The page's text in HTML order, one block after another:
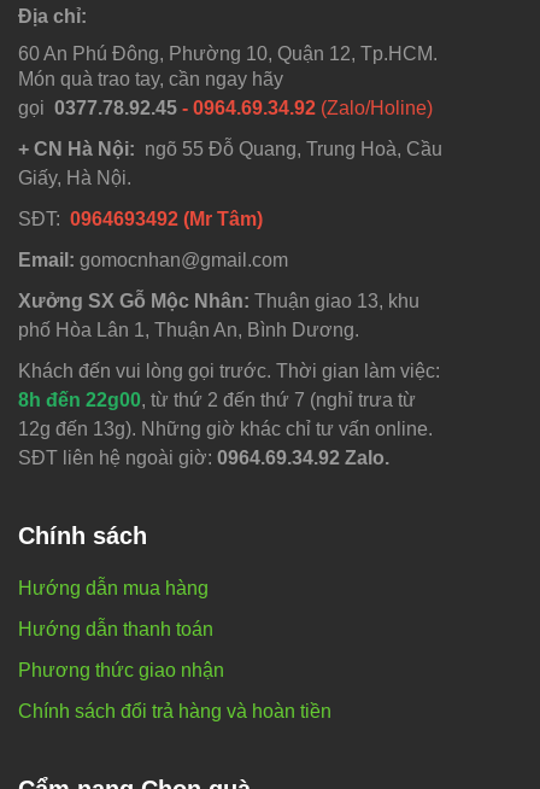
Địa chỉ:
60 An Phú Đông, Phường 10, Quận 12, Tp.HCM.
Món quà trao tay, cần ngay hãy
gọi 0377.78.92.45 - 0964.69.34.92 (Zalo/Holine)
+ CN Hà Nội: ngõ 55 Đỗ Quang, Trung Hoà, Cầu
Giấy, Hà Nội.
SĐT: 0964693492 (Mr Tâm)
Email: gomocnhan@gmail.com
Xưởng SX Gỗ Mộc Nhân: Thuận giao 13, khu
phố Hòa Lân 1, Thuận An, Bình Dương.
Khách đến vui lòng gọi trước. Thời gian làm việc:
8h đến 22g00, từ thứ 2 đến thứ 7 (nghỉ trưa từ
12g đến 13g). Những giờ khác chỉ tư vấn online.
SĐT liên hệ ngoài giờ: 0964.69.34.92 Zalo.
Chính sách
Hướng dẫn mua hàng
Hướng dẫn thanh toán
Phương thức giao nhận
Chính sách đổi trả hàng và hoàn tiền